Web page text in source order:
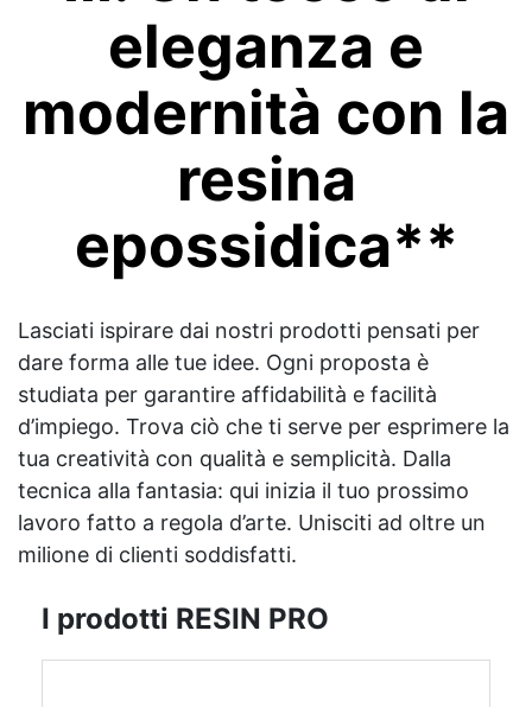
eleganza e
modernità con la
resina
epossidica**
Lasciati ispirare dai nostri prodotti pensati per
dare forma alle tue idee. Ogni proposta è
studiata per garantire affidabilità e facilità
d’impiego. Trova ciò che ti serve per esprimere la
tua creatività con qualità e semplicità. Dalla
tecnica alla fantasia: qui inizia il tuo prossimo
lavoro fatto a regola d’arte. Unisciti ad oltre un
milione di clienti soddisfatti.
I prodotti RESIN PRO